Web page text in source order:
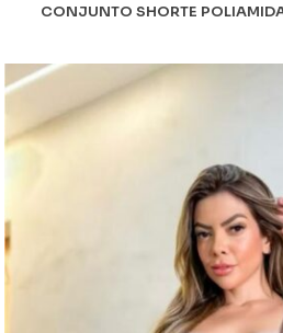
CONJUNTO SHORTE